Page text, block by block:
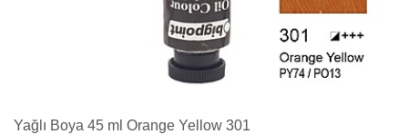
Yağlı Boya 45 ml Orange Yellow 301